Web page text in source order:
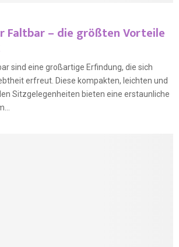
Faltbar – die größten Vorteile
sind eine großartige Erfindung, die sich
erfreut. Diese kompakten, leichten und
Sitzgelegenheiten bieten eine erstaunliche